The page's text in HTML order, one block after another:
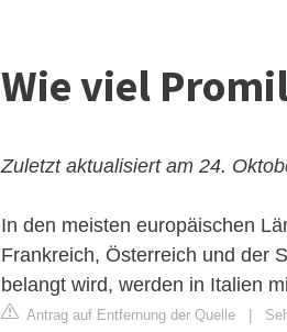
Wie viel
Zuletzt aktualisiert am 24.
In den meisten europäischen
Frankreich, Österreich und der
belangt wird, werden in Italien
Antrag auf Entfernung der Quelle